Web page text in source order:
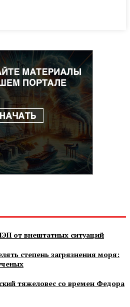
от внештатных ситуаций
степень загрязнения моря:
тяжеловес со времен Федора